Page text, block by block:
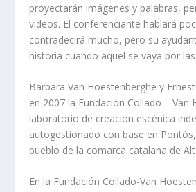
proyectarán imágenes y palabras,
videos. El conferenciante hablará
contradecirá mucho, pero su
historia cuando aquel se vaya por
Barbara Van Hoestenberghe y
en 2007 la Fundación Collado – Van
laboratorio de creación escénica
autogestionado con base en
pueblo de la comarca catalana de
En la Fundación Collado-Van